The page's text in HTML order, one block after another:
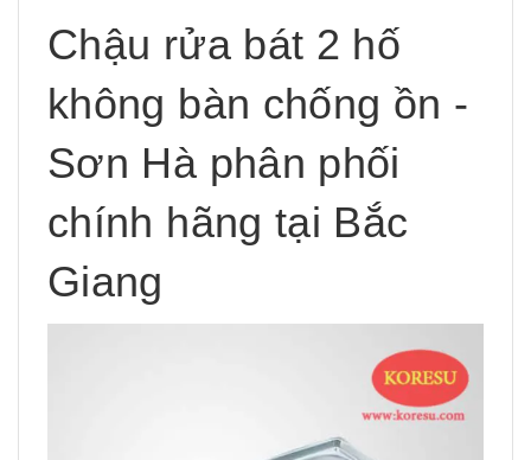
Chậu rửa bát 2 hố
không bàn chống ồn -
Sơn Hà phân phối
chính hãng tại Bắc
Giang